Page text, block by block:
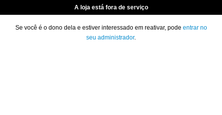
A loja está fora de serviço
Se você é o dono dela e estiver interessado em reativar, pode entrar no
seu administrador.